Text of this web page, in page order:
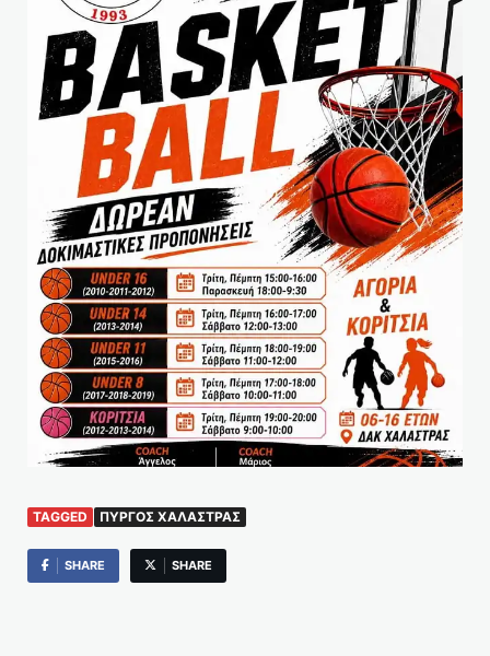
TAGGED ΠΎΡΓΟΣ ΧΑΛΆΣΤΡΑΣ
SHARE SHARE